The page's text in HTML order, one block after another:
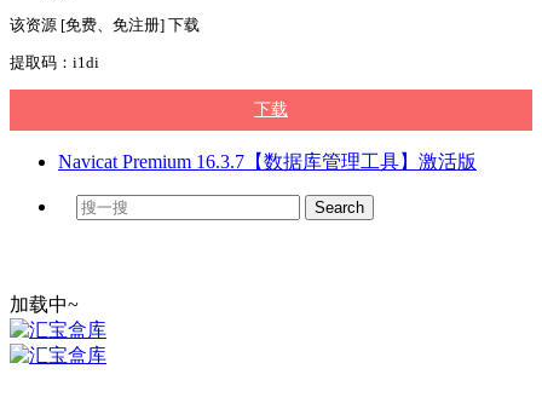
该资源 [免费、免注册] 下载
提取码：i1di
下载
Navicat Premium 16.3.7【数据库管理工具】激活版
加载中~